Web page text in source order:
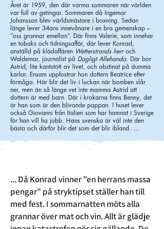
Året är 1959, den där varma sommaren när världen
var full av getingar. Sommaren då Ingemar
Johansson blev världsmästare i boxning. Sedan
länge lever 34ans innevånare i en bra gemenskap –
”oss grannar emellan”. Där finns Valerie, som innehar
en tobaks och tidningsaffär, där lever Konrad,
anställd på klädaffären Wetterstrands herroch
Waldemar, journalist på Dagligt Allehanda. Där bor
Astrid, lite kantstött av livet, och obstinat på dumma
karlar. Ensam uppfostrar hon dottern Beatrice efter
förmåga. Här blir det liv i luckan när bomben slår
ner, men än så länge vet inte mamma Astrid att
dottern är med barn. Där i krokarna finns Benny, det
är han som är den blivande pappan. I huset lever
också Giovanni från Italien som har hamnat i Sverige
för han vill ha jobb. Hans svenska är väl inte den
bästa och därför blir det som det blir ibland. ...
... Då Konrad vinner ”en herrans massa
pengar” på stryktipset ställer han till
med fest. I sommarnatten möts alla
grannar över mat och vin. Allt är glädje